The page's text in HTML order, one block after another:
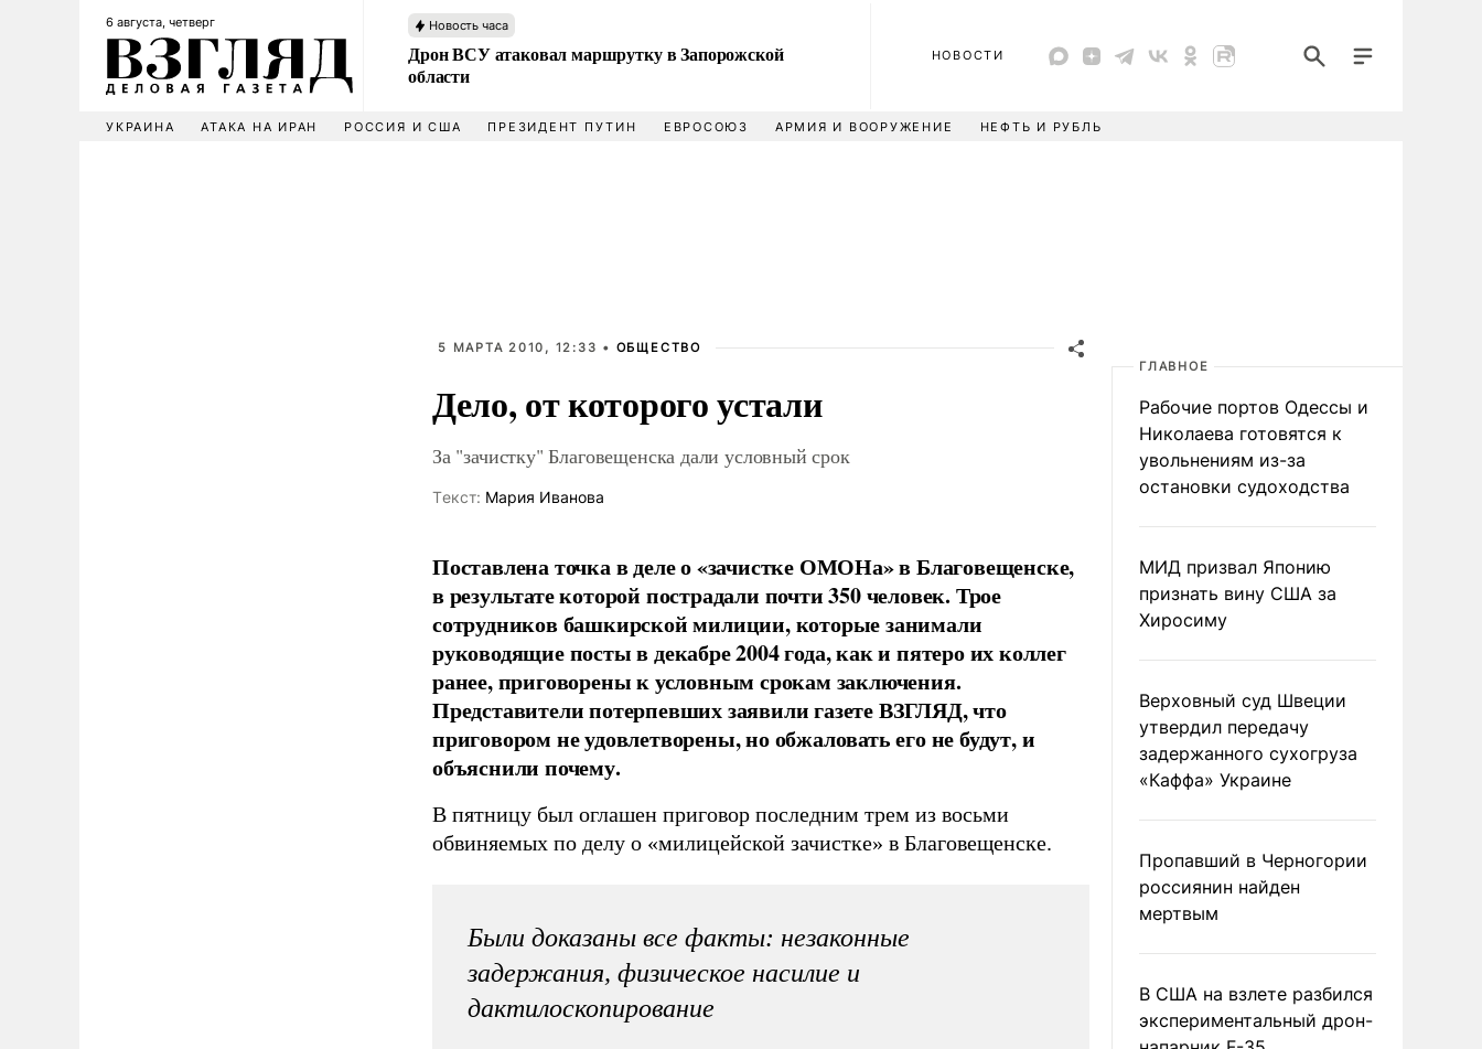
6 августа, четверг Новость часа
Дрон ВСУ атаковал маршрутку в Запорожской
области
НОВОСТИ
УКРАИНА АТАКА НА ИРАН РОССИЯ И США ПРЕЗИДЕНТ ПУТИН ЕВРОСОЮЗ АРМИЯ И ВООРУЖЕНИЕ НЕФТЬ И РУБЛЬ
5 МАРТА 2010, 12:33 • ОБЩЕСТВО
Дело, от которого устали
За "зачистку" Благовещенска дали условный срок
Tекст: Мария Иванова
Поставлена точка в деле о «зачистке ОМОНа» в Благовещенске,
в результате которой пострадали почти 350 человек. Трое
сотрудников башкирской милиции, которые занимали
руководящие посты в декабре 2004 года, как и пятеро их коллег
ранее, приговорены к условным срокам заключения.
Представители потерпевших заявили газете ВЗГЛЯД, что
приговором не удовлетворены, но обжаловать его не будут, и
объяснили почему.
В пятницу был оглашен приговор последним трем из восьми
обвиняемых по делу о «милицейской зачистке» в Благовещенске.
Были доказаны все факты: незаконные
задержания, физическое насилие и
дактилоскопирование
ГЛАВНОЕ
Рабочие портов Одессы и
Николаева готовятся к
увольнениям из-за
остановки судоходства
МИД призвал Японию
признать вину США за
Хиросиму
Верховный суд Швеции
утвердил передачу
задержанного сухогруза
«Каффа» Украине
Пропавший в Черногории
россиянин найден
мертвым
В США на взлете разбился
экспериментальный дрон-